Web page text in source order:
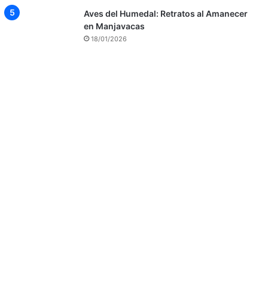
Aves del Humedal: Retratos al Amanecer
en Manjavacas
18/01/2026